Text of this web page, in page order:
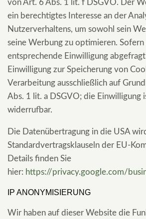
von Art. 6 Abs. 1 lit. f DSGVO. Der
ein berechtigtes Interesse an der
Nutzerverhaltens, um sowohl sein
seine Werbung zu optimieren. Sofern
entsprechende Einwilligung
Einwilligung zur Speicherung von
Verarbeitung ausschließlich auf
Abs. 1 lit. a DSGVO; die Einwilligung
widerrufbar.
Die Datenübertragung in die USA
Standardvertragsklauseln der EU-
Details finden Sie
hier: https://privacy.google.com/
IP ANONYMISIERUNG
Wir haben auf dieser Website die